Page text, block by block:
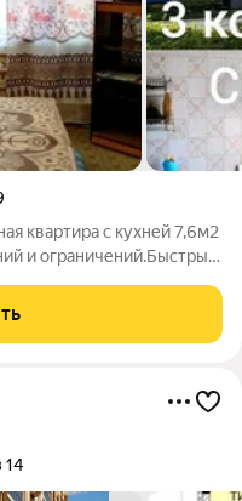
квартира с кухней 7,6м2
и огpaничений.Быстрый
район. С видoм на
14